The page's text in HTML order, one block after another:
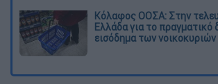
Κόλαφος ΟΟΣΑ: Στην
Ελλάδα για το πραγματικό
εισόδημα των νοικοκυριών